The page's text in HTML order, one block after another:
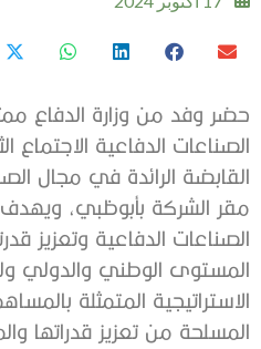
حضر وفد من وزارة الدفاع
الصناعات الدفاعية الاجتماع
القابضة الرائدة في مجال
مقر الشركة بأبوظبي،
الصناعات الدفاعية وتعزيز
المستوى الوطني والدولي
الاستراتيجية المتمثلة
المسلحة من تعزيز قدراتها